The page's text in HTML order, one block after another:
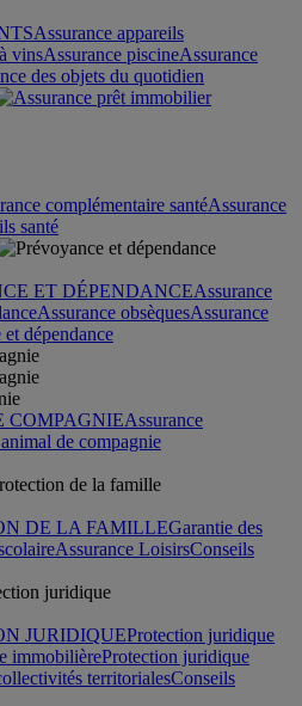
Assurance appareils
vinsAssurance piscineAssurance
des objets du quotidien
complémentaire santéAssurance
santé
ET DÉPENDANCEAssurance
Assurance obsèquesAssurance
dépendance
COMPAGNIEAssurance
de compagnie
DE LA FAMILLEGarantie des
Assurance LoisirsConseils
JURIDIQUEProtection juridique
immobilièreProtection juridique
territorialesConseils